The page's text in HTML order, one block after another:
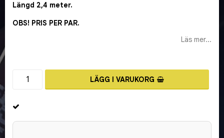
Längd 2,4 meter.
OBS! PRIS PER PAR.
Läs mer...
LÄGG I VARUKORG